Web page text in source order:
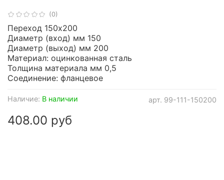
(0)
арт. 99-111-150200
Наличие: В наличии
408.00 руб
Переход 150х200
Диаметр (вход) мм 150
Диаметр (выход) мм 200
Материал: оцинкованная сталь
Толщина материала мм 0,5
Соединение: фланцевое